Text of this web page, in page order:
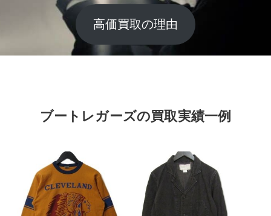
高価買取の理由
ブートレガーズの買取実績一例